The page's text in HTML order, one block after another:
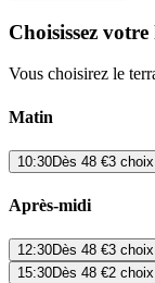
Choisissez votre
Vous choisirez le
Matin
10:30Dès 48 €3 choix
Après-midi
12:30Dès 48 €3 choix
15:30Dès 48 €2 choix